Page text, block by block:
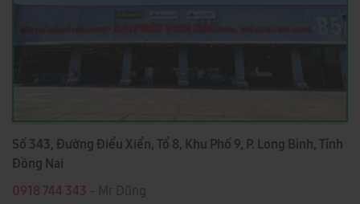
Số 343, Đường Điểu Xiển, Tổ 8, Khu Phố 9, P. Long Bình, Tỉnh
Đồng Nai
0918 744 343 - Mr Dũng